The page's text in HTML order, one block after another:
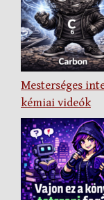
Mesterséges
kémiai videók